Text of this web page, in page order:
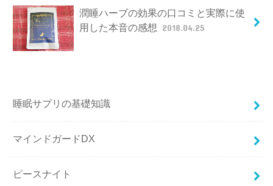
潤睡ハーブの効果の口コミと実際に使
用した本音の感想 2018.04.25
睡眠サプリの基礎知識
マインドガードDX
ピースナイト